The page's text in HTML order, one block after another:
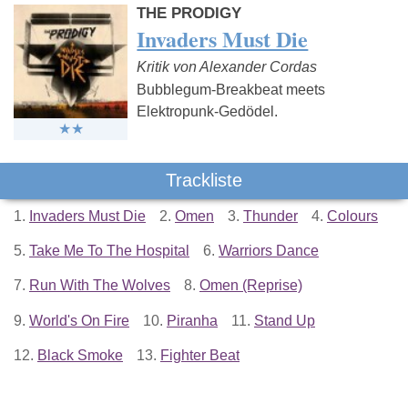
THE PRODIGY
Invaders Must Die
Kritik von Alexander Cordas
Bubblegum-Breakbeat meets
Elektropunk-Gedödel.
Trackliste
1. Invaders Must Die 2. Omen 3. Thunder 4. Colours
5. Take Me To The Hospital 6. Warriors Dance
7. Run With The Wolves 8. Omen (Reprise)
9. World's On Fire 10. Piranha 11. Stand Up
12. Black Smoke 13. Fighter Beat